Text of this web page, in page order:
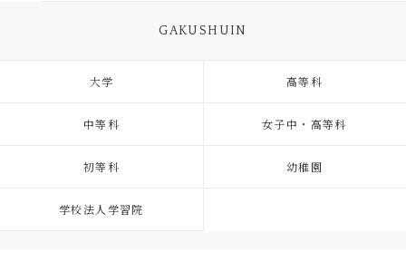
GAKUSHUIN
大学 高等科
中等科 女子中・高等科
初等科 幼稚園
学校法人学習院